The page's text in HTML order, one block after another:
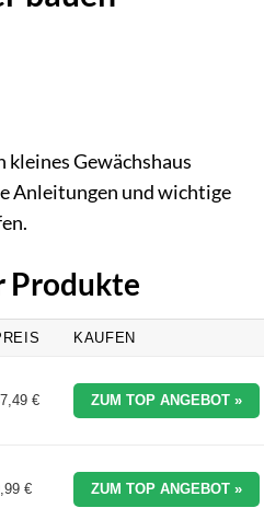
Gewächshaus
Anleitungen und wichtige
Produkte
KAUFEN
€ ZUM TOP ANGEBOT »
€ ZUM TOP ANGEBOT »